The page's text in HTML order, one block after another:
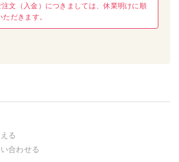
注文（入金）につきましては、休業明けに順
だきます。
る
合わせる